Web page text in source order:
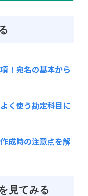
！宛名の基本から
く使う勘定科目に
成時の注意点を解
見てみる